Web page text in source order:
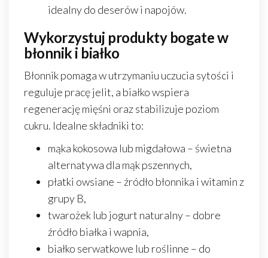
idealny do deserów i napojów.
Wykorzystuj produkty bogate w
błonnik i białko
Błonnik pomaga w utrzymaniu uczucia sytości i
reguluje pracę jelit, a białko wspiera
regenerację mięśni oraz stabilizuje poziom
cukru. Idealne składniki to:
mąka kokosowa lub migdałowa – świetna
alternatywa dla mąk pszennych,
płatki owsiane – źródło błonnika i witamin z
grupy B,
twarożek lub jogurt naturalny – dobre
źródło białka i wapnia,
białko serwatkowe lub roślinne – do